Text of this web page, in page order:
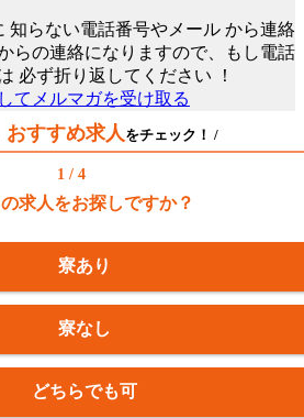
知らない電話番号やメール から連絡
らの連絡になりますので、もし電話
必ず折り返してください ！
おすすめ求人 をチェック！ /
1 / 4
求人をお探しですか？
寮あり
寮なし
どちらでも可